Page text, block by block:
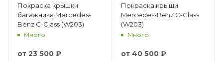
Покраска крышки
багажника Mercedes-
Benz C-Class (W203)
Много
от 23 500 ₽
Покраска крыши
Mercedes-Benz C-Class
(W203)
Много
от 40 500 ₽